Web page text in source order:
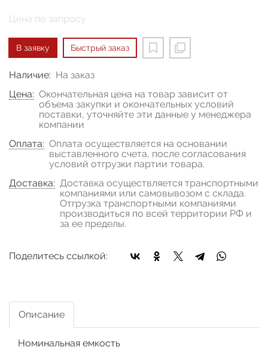
Цена по запросу
В заявку Быстрый заказ
Наличие: На заказ
Цена: Окончательная цена на товар зависит от
объема закупки и окончательных условий
поставки, уточняйте эти данные у менеджера
компании
Оплата: Оплата осуществляется на основании
выставленного счета, после согласования
условий отгрузки партии товара.
Доставка: Доставка осуществляется транспортными
компаниями или самовывозом с склада.
Отгрузка транспортными компаниями
производиться по всей территории РФ и
за ее пределы.
Поделитесь ссылкой:
Описание
Номинальная емкость